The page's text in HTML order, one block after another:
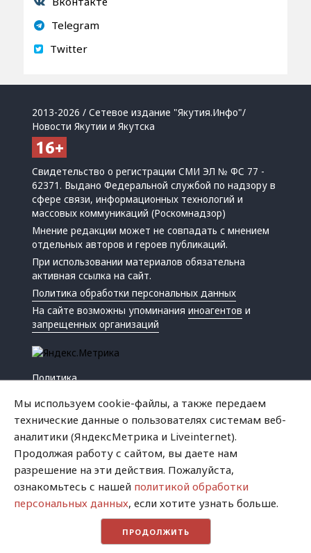
Telegram
Twitter
2013-2026 / Сетевое издание "Якутия.Инфо"/
Новости Якутии и Якутска
Свидетельство о регистрации СМИ ЭЛ № ФС 77 -
62371. Выдано Федеральной службой по надзору в
сфере связи, информационных технологий и
массовых коммуникаций (Роскомнадзор)
Мнение редакции может не совпадать с мнением
отдельных авторов и героев публикаций.
При использовании материалов обязательна
активная ссылка на сайт.
Политика обработки персональных данных
На сайте возможны упоминанияиноагентов и
запрещенных организаций
Политика
Криминал
Успех
Хватит это терпеть
Мы используем cookie-файлы, а также передаем
технические данные о пользователях системам веб-
аналитики (ЯндексМетрика и Liveinternet).
Продолжая работу с сайтом, вы даете нам
разрешение на эти действия. Пожалуйста,
ознакомьтесь с нашей политикой обработки
персональных данных, если хотите узнать больше.
ПРОДОЛЖИТЬ